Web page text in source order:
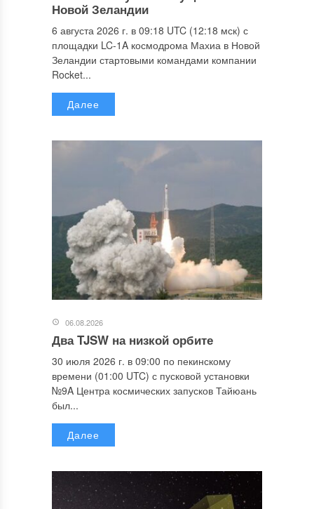
Новой Зеландии
6 августа 2026 г. в 09:18 UTC (12:18 мск) с
площадки LC-1A космодрома Махиа в Новой
Зеландии стартовыми командами компании
Rocket...
Далее
06.08.2026
Два TJSW на низкой орбите
30 июля 2026 г. в 09:00 по пекинскому
времени (01:00 UTC) с пусковой установки
№9A Центра космических запусков Тайюань
был...
Далее